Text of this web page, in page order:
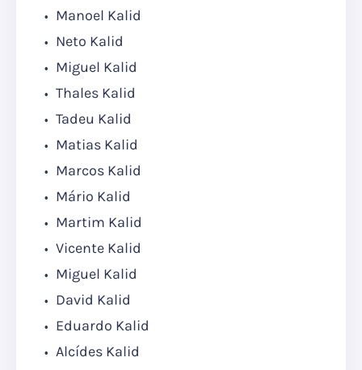
Manoel Kalid
Neto Kalid
Miguel Kalid
Thales Kalid
Tadeu Kalid
Matias Kalid
Marcos Kalid
Mário Kalid
Martim Kalid
Vicente Kalid
Miguel Kalid
David Kalid
Eduardo Kalid
Alcídes Kalid